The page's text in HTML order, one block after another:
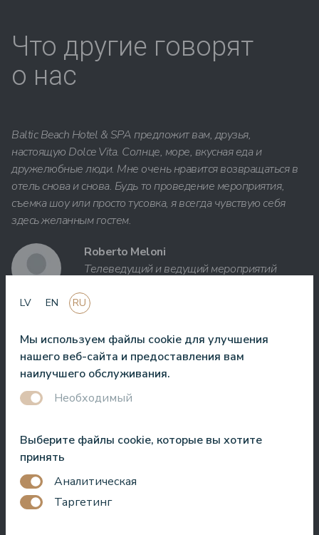
Что другие говорят
о нас
Baltic Beach Hotel & SPA предложит вам, друзья,
настоящую Dolce Vita. Солнце, море, вкусная еда и
дружелюбные люди. Мне очень нравится возвращаться в
отель снова и снова. Будь то проведение мероприятия,
съемка шоу или просто тусовка, я всегда чувствую себя
здесь желанным гостем.
Roberto Meloni
Телеведущий и ведущий мероприятий
Один из лучших отелей в Латвии и странах Балтии! Лучшая
кухня, лучшее обслуживание, лучшее расположение,
лучший вид. Очень хороший СПА!
Хороший отель для проведения времени в СПА. Номера
LV EN RU
Мы используем файлы cookie для улучшения
нашего веб-сайта и предоставления вам
наилучшего обслуживания.
Необходимый
Выберите файлы cookie, которые вы хотите
принять
Аналитическая
Таргетинг